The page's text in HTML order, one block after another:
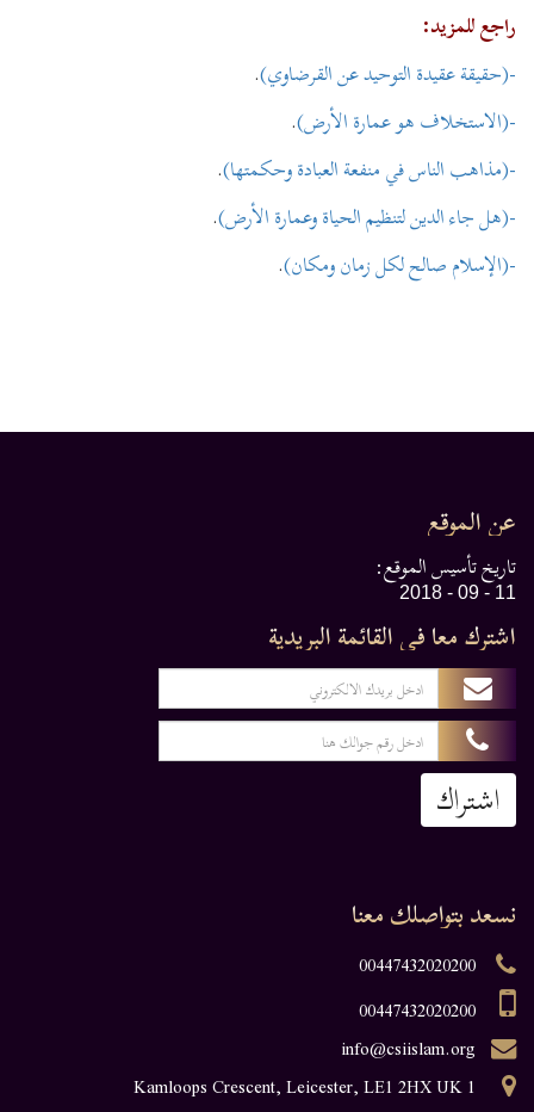
راجع للمزيد:
-(حقيقة عقيدة التوحيد عن القرضاوي).
-(الاستخلاف هو عمارة الأرض).
-(مذاهب الناس في منفعة العبادة وحكمتها).
-(هل جاء الدين لتنظيم الحياة وعمارة الأرض).
-(الإسلام صالح لكل زمان ومكان).
عن الموقع
تاريخ تأسيس الموقع:
11 - 09 - 2018
اشترك معا في القائمة البريدية
اشتراك
نسعد بتواصلك معنا
00447432020200
00447432020200
info@csiislam.org
1 Kamloops Crescent, Leicester, LE1 2HX UK